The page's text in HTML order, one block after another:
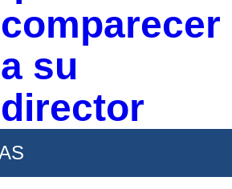
comparecer
a su
director